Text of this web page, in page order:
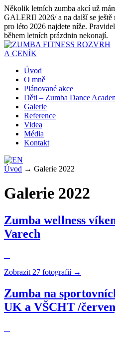
Několik letních zumba akcí už
GALERII 2026/ a na další se
pro léto 2026 najdete níže.
během letních prázdnin nekonají.
ROZVRH
A CENÍK
Úvod
O mně
Plánované akce
Děti – Zumba Dance
Galerie
Reference
Videa
Média
Kontakt
Úvod → Galerie 2022
Galerie 2022
Zumba wellness
Varech
Zobrazit 27 fotografií →
Zumba na
UK a VŠCHT /